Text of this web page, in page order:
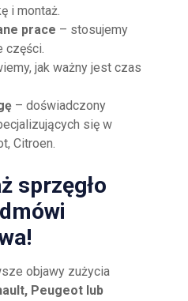
i montaż.
prace – stosujemy
części.
jak ważny jest czas
– doświadczony
się w
Citroen.
sprzęgło
objawy zużycia
Peugeot lub